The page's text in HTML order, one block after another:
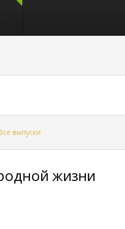
выпуски
жизни